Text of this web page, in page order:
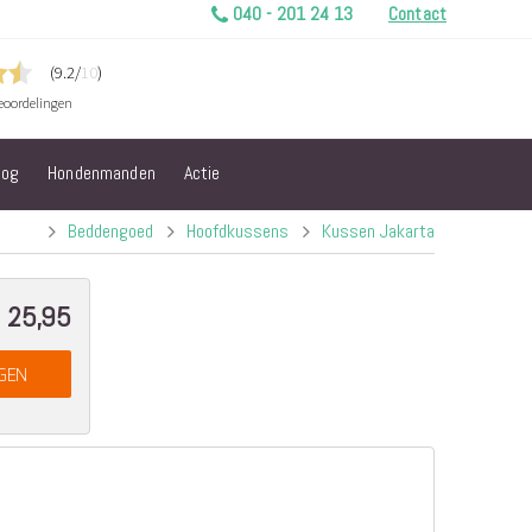
040 - 201 24 13 Contact
Hondenmanden Actie
Beddengoed Hoofdkussens Kussen Jakarta